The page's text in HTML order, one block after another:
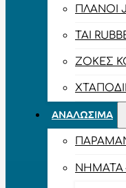
ΠΛΆΝΟΙ
TAI
ΖΌΚΕΣ
ΑΝΑΛΏΣΙΜΑ
ΝΉΜΑΤΑ